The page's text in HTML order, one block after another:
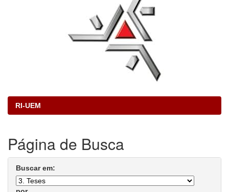
RI-UEM
Página de Busca
Buscar em: